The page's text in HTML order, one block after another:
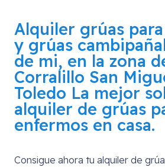
Alquiler grúas
y grúas
de mi, en la zona
Corralillo San
Toledo La mejor
alquiler de grúas
enfermos en casa.
Consigue ahora tu alquiler de